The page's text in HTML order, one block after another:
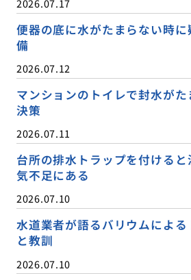
2026.07.17
便器の底に水がたまらない時
備
2026.07.12
マンションのトイレで封水が
決策
2026.07.11
台所の排水トラップを付ける
気不足にある
2026.07.10
水道業者が語るバリウムによ
と教訓
2026.07.10